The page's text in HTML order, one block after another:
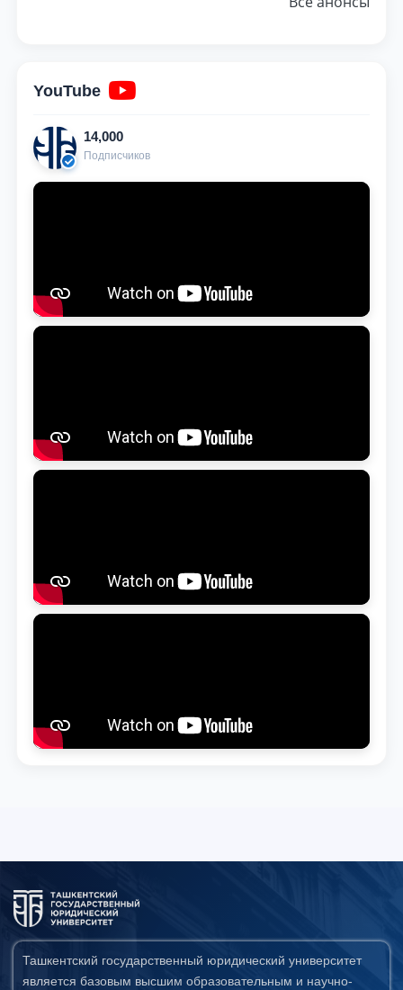
YouTube
14,000
Подписчиков
Ташкентский государственный юридический университет
является базовым высшим образовательным и научно-